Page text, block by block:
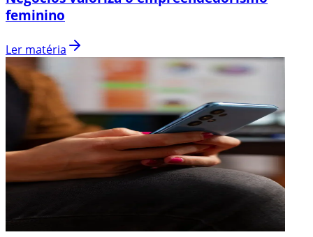
feminino
Ler matéria